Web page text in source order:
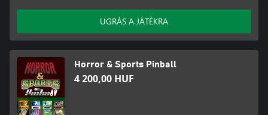
UGRÁS A JÁTÉKRA
Horror & Sports Pinball
4 200,00 HUF